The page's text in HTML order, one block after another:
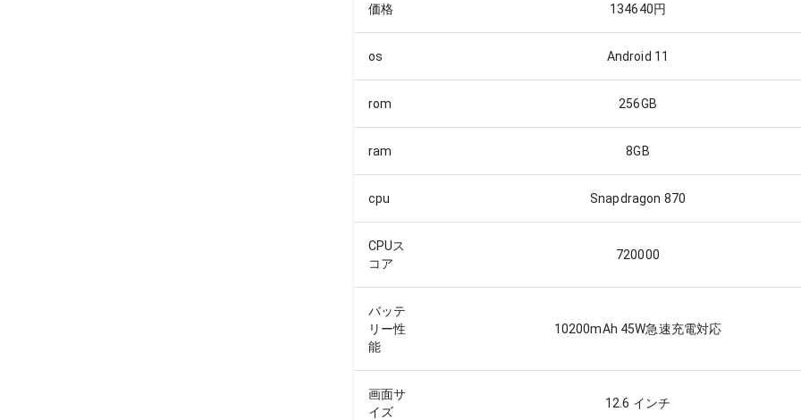
価格 134640円
os Android 11
rom 256GB
ram 8GB
cpu Snapdragon 870
CPUス
コア
720000
バッテ
リー性
能
10200mAh 45W急速充電対応
画面サ
イズ
12.6 インチ